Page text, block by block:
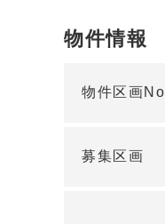
物件情報
物件区画No
募集区画